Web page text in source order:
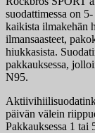
suodattimessa on
kaikista ilmakehän
ilmansaasteet,
hiukkasista.
pakkauksessa,
N95.
päivän välein
Pakkauksessa 1 tai